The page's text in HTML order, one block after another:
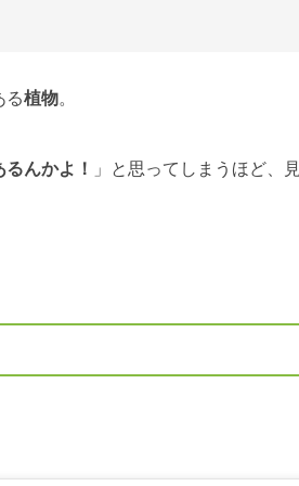
る植物。
んかよ！ 」と思ってしまうほど、